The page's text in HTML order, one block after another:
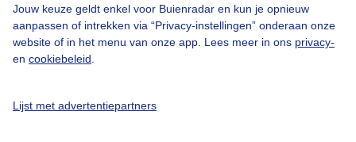
Jouw keuze geldt enkel voor Buienradar en kun je opnieuw
aanpassen of intrekken via “Privacy-instellingen” onderaan onze
website of in het menu van onze app. Lees meer in ons privacy-
en cookiebeleid
Lijst met advertentiepartners
Gratis weerdata
@BuienradarNL
Buienradar